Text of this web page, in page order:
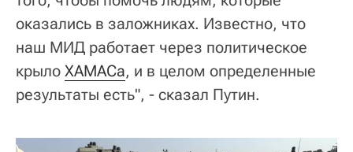
оказались в заложниках. Известно, что
наш МИД работает через политическое
крыло ХАМАСа, и в целом определенные
результаты есть", - сказал Путин.